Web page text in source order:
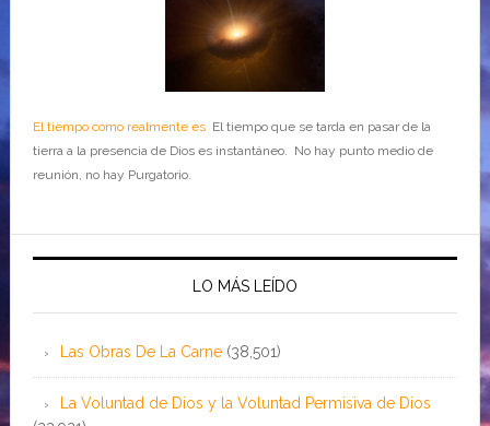
El tiempo como realmente esEl tiempo que se tarda en pasar de la
tierra a la presencia de Dios es instantáneo. No hay punto medio de
reunión, no hay Purgatorio.
LO MÁS LEÍDO
Las Obras De La Carne (38,501)
La Voluntad de Dios y la Voluntad Permisiva de Dios